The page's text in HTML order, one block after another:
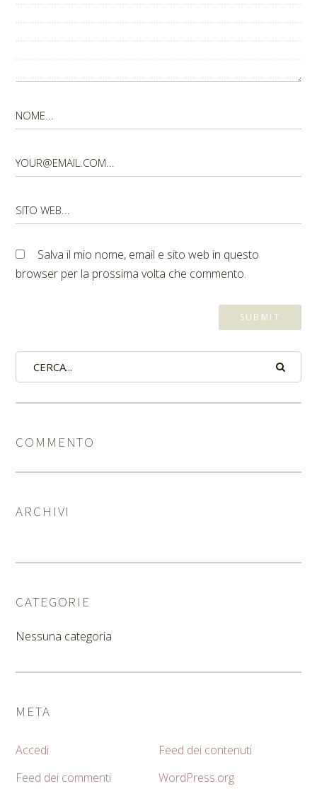
Salva il mio nome, email e sito web in questo
browser per la prossima volta che commento.
COMMENTO
ARCHIVI
CATEGORIE
Nessuna categoria
META
Accedi
Feed dei contenuti
Feed dei commenti
WordPress.org